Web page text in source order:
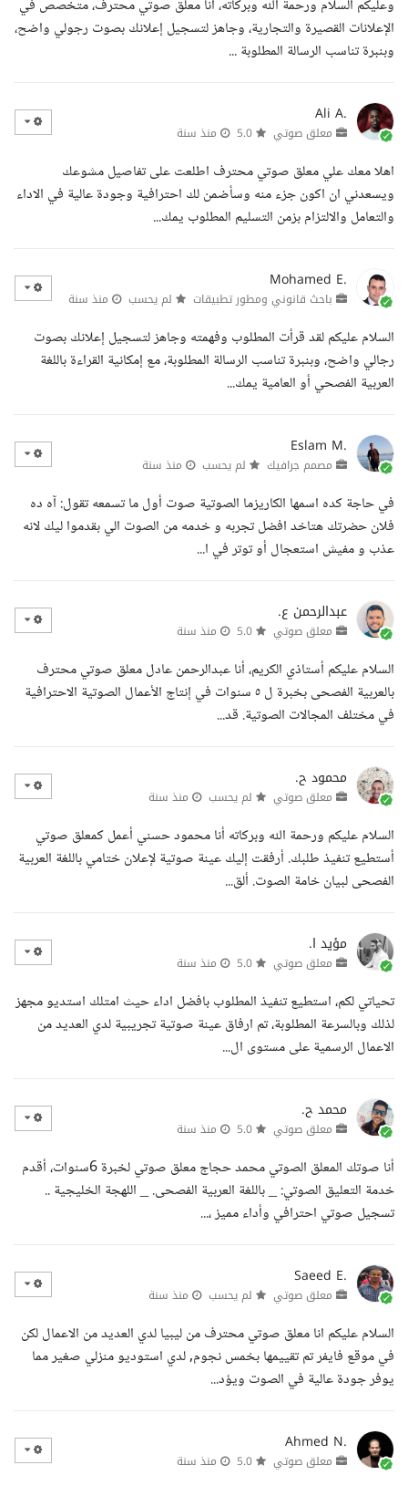
وعليكم السلام ورحمة الله وبركاته، أنا معلق صوتي محترف، متخصص في
الإعلانات القصيرة والتجارية، وجاهز لتسجيل إعلانك بصوت رجولي واضح،
وبنبرة تناسب الرسالة المطلوبة ...
Ali A.
معلق صوتي منذ سنة
اهلا معك علي معلق صوتي محترف اطلعت على تفاصيل مشوعك
ويسعدني ان اكون جزء منه وسأضمن لك احترافية وجودة عالية في الاداء
والتعامل والالتزام بزمن التسليم المطلوب يمك...
Mohamed E.
باحث قانوني ومطور تطبيقات لم يحسب منذ سنة
السلام عليكم لقد قرأت المطلوب وفهمته وجاهز لتسجيل إعلانك بصوت
رجالي واضح، وبنبرة تناسب الرسالة المطلوبة، مع إمكانية القراءة باللغة
العربية الفصحي أو العامية يمك...
Eslam M.
مصمم جرافيك لم يحسب منذ سنة
في حاجة كده اسمها الكاريزما الصوتية صوت أول ما تسمعه تقول: آه ده
فلان حضرتك هتاخد افضل تجربه و خدمه من الصوت الي بقدموا ليك لانه
عذب و مفيش استعجال أو توتر في ا...
عبدالرحمن ع.
معلق صوتي منذ سنة
السلام عليكم أستاذي الكريم، أنا عبدالرحمن عادل معلق صوتي محترف
بالعربية الفصحى بخبرة ل ٥ سنوات في إنتاج الأعمال الصوتية الاحترافية
في مختلف المجالات الصوتية. قد...
محمود ح.
معلق صوتي لم يحسب منذ سنة
السلام عليكم ورحمة الله وبركاته أنا محمود حسني أعمل كمعلق صوتي
أستطيع تنفيذ طلبك. أرفقت إليك عينة صوتية لإعلان ختامي باللغة العربية
الفصحى لبيان خامة الصوت. ألق...
مؤيد ا.
معلق صوتي منذ سنة
تحياتي لكم، استطيع تنفيذ المطلوب بافضل اداء حيث امتلك استديو مجهز
لذلك وبالسرعة المطلوبة، تم ارفاق عينة صوتية تجريبية لدي العديد من
الاعمال الرسمية على مستوى ال...
محمد ح.
معلق صوتي منذ سنة
أنا صوتك المعلق الصوتي محمد حجاج معلق صوتي لخبرة 6سنوات، أقدم
خدمة التعليق الصوتي: _ باللغة العربية الفصحى. _ اللهجة الخليجية ..
تسجيل صوتي احترافي وأداء مميز ،...
Saeed E.
معلق صوتي لم يحسب منذ سنة
السلام عليكم انا معلق صوتي محترف من ليبيا لدي العديد من الاعمال لكن
في موقع فايفر تم تقييمها بخمس نجوم, لدي استوديو منزلي صغير مما
يوفر جودة عالية في الصوت ويؤد...
Ahmed N.
معلق صوتي منذ سنة